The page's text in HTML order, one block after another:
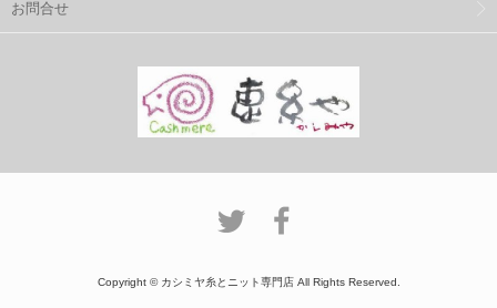
お問合せ
Copyright © カシミヤ糸とニット専門店 All Rights Reserved.